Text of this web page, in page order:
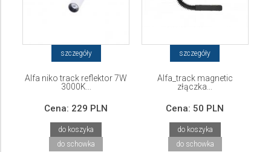
szczegóły
Alfa niko track reflektor 7W
3000K...
Cena: 229 PLN
do koszyka
do schowka
szczegóły
Alfa_track magnetic
złączka...
Cena: 50 PLN
do koszyka
do schowka